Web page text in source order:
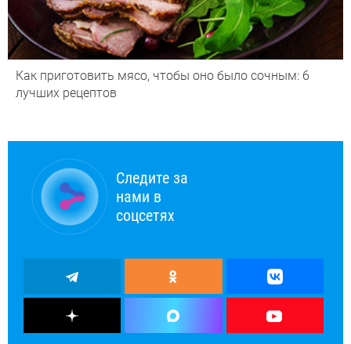
Как приготовить мясо, чтобы оно было сочным: 6
лучших рецептов
Следите за
нами в
соцсетях